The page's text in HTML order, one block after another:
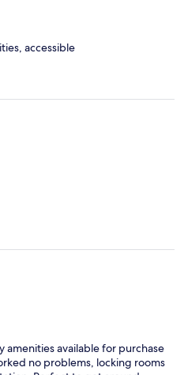
accessible
amenities available for purchase
no problems, locking rooms